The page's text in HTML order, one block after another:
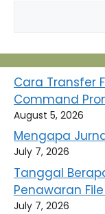
Cara Transfer
Command
August 5, 2026
Mengapa
July 7, 2026
Tanggal
Penawaran
July 7, 2026